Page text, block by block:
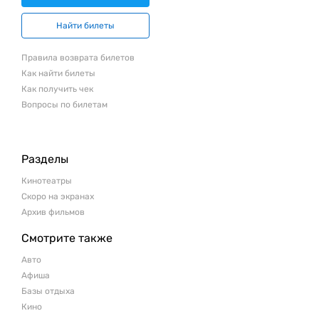
Найти билеты
Правила возврата билетов
Как найти билеты
Как получить чек
Вопросы по билетам
Разделы
Кинотеатры
Скоро на экранах
Архив фильмов
Смотрите также
Авто
Афиша
Базы отдыха
Кино